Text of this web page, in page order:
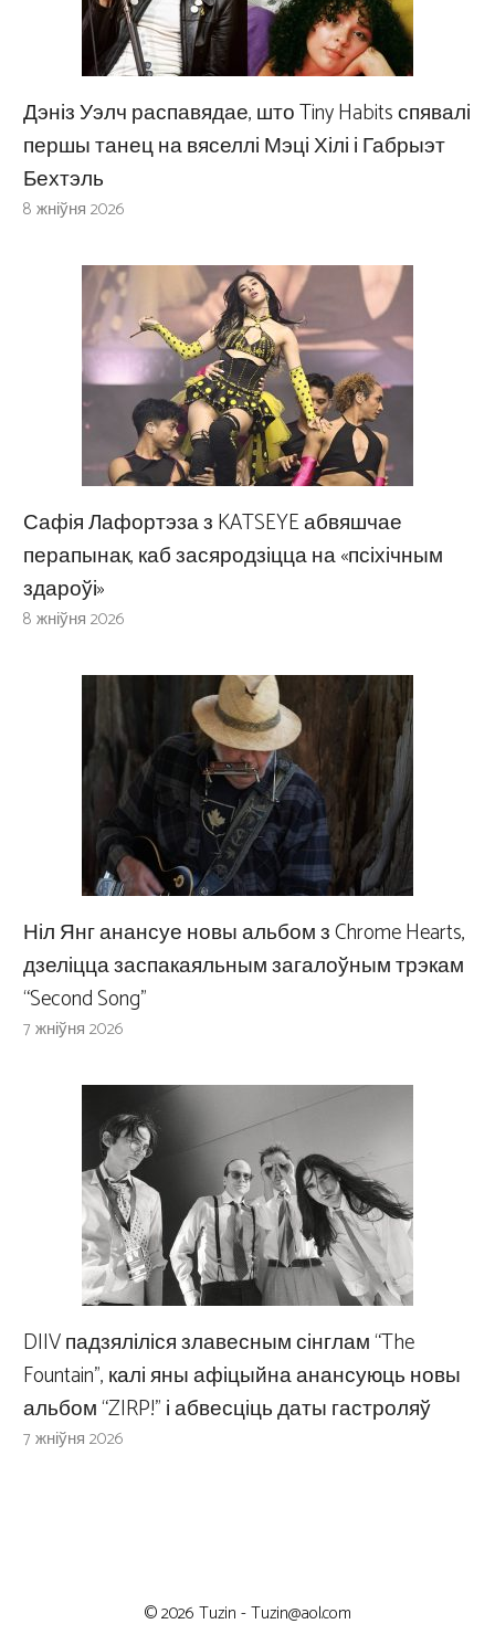
Дэніз Уэлч распавядае, што Tiny Habits спявалі
першы танец на вяселлі Мэці Хілі і Габрыэт
Бехтэль
8 жніўня 2026
Сафія Лафортэза з KATSEYE абвяшчае
перапынак, каб засяродзіцца на «псіхічным
здароўі»
8 жніўня 2026
Ніл Янг анансуе новы альбом з Chrome Hearts,
дзеліцца заспакаяльным загалоўным трэкам
“Second Song”
7 жніўня 2026
DIIV падзяліліся злавесным сінглам “The
Fountain”, калі яны афіцыйна анансуюць новы
альбом “ZIRP!” і абвесціць даты гастроляў
7 жніўня 2026
© 2026 Tuzin -Tuzin@aol.com